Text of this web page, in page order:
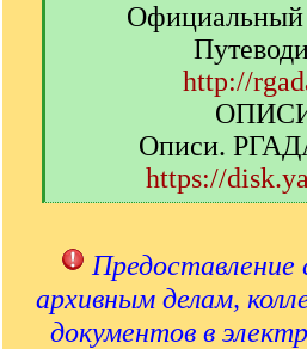
http://
Описи.
https://
[
Предоставление
архивным делам,
документов в